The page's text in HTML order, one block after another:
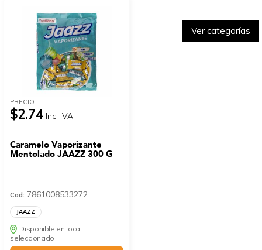
Ver categorías
PRECIO
$2.74 Inc. IVA
Caramelo Vaporizante
Mentolado JAAZZ 300 G
Cod: 7861008533272
JAAZZ
Disponible en local
seleccionado